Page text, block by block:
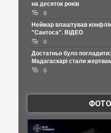
на десяток років
0
Неймар влаштував
"Сантоса". ВІДЕО
0
Достатньо було
Мадагаскарі стали
0
ФОТО